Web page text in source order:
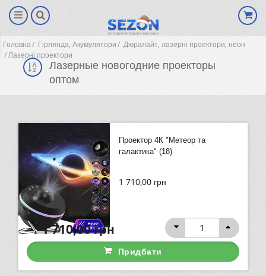
(0)
Головна Гірлянда, Акумулятори
Дюралайт, лазерні проектори, неон
Лазерні проектори
Лазерные новогодние проекторы
оптом
Проектор 4К "Метеор та
галактика" (18)
1 710,00 грн
1 710,00грн
Придбати